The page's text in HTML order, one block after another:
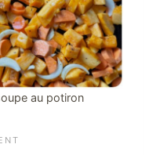
au potiron